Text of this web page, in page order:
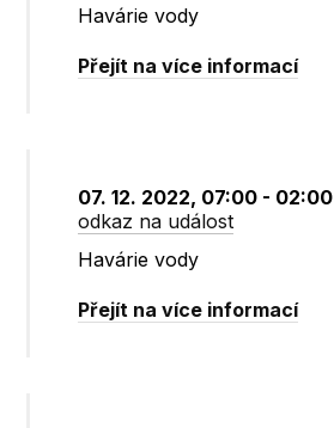
Havárie vody
Přejít na více informací
07. 12. 2022, 07:00 - 02:00
odkaz na událost
Havárie vody
Přejít na více informací